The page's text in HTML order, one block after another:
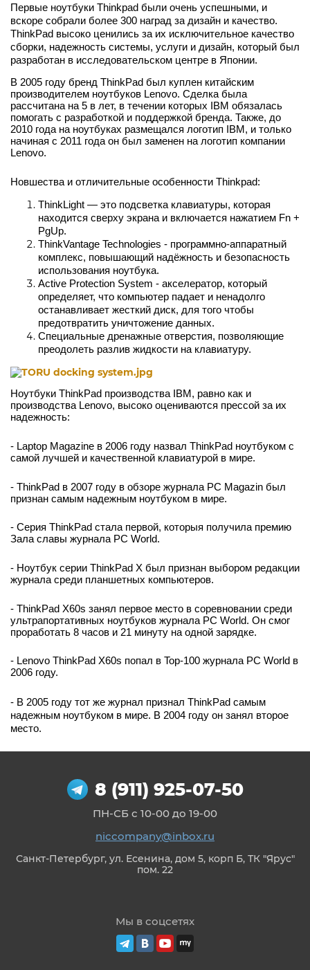
Первые ноутбуки Thinkpad были очень успешными, и
вскоре собрали более 300 наград за дизайн и качество.
ThinkPad высоко ценились за их исключительное качество
сборки, надежность системы, услуги и дизайн, который был
разработан в исследовательском центре в Японии.
В 2005 году бренд ThinkPad был куплен китайским
производителем ноутбуков Lenovo. Сделка была
рассчитана на 5 в лет, в течении которых IBM обязалась
помогать с разработкой и поддержкой бренда. Также, до
2010 года на ноутбуках размещался логотип IBM, и только
начиная с 2011 года он был заменен на логотип компании
Lenovo.
Новшества и отличительные особенности Thinkpad:
ThinkLight — это подсветка клавиатуры, которая
находится сверху экрана и включается нажатием Fn +
PgUp.
ThinkVantage Technologies - программно-аппаратный
комплекс, повышающий надёжность и безопасность
использования ноутбука.
Active Protection System - акселератор, который
определяет, что компьютер падает и ненадолго
останавливает жесткий диск, для того чтобы
предотвратить уничтожение данных.
Специальные дренажные отверстия, позволяющие
преодолеть разлив жидкости на клавиатуру.
Ноутбуки ThinkPad производства IBM, равно как и
производства Lenovo, высоко оцениваются прессой за их
надежность:
- Laptop Magazine в 2006 году назвал ThinkPad ноутбуком с
самой лучшей и качественной клавиатурой в мире.
- ThinkPad в 2007 году в обзоре журнала PC Magazin был
признан самым надежным ноутбуком в мире.
- Серия ThinkPad стала первой, которыя получила премию
Зала славы журнала PC World.
- Ноутбук серии ThinkPad X был признан выбором редакции
журнала среди планшетных компьютеров.
- ThinkPad X60s занял первое место в соревновании среди
ультрапортативных ноутбуков журнала PC World. Он смог
проработать 8 часов и 21 минуту на одной зарядке.
- Lenovo ThinkPad X60s попал в Top-100 журнала PC World в
2006 году.
- В 2005 году тот же журнал признал ThinkPad самым
надежным ноутбуком в мире. В 2004 году он занял второе
место.
8 (911) 925-07-50
ПН-СБ с 10-00 до 19-00
niccompany@inbox.ru
Санкт-Петербург, ул. Есенина, дом 5, корп Б, ТК "Ярус"
пом. 22
Мы в соцсетях